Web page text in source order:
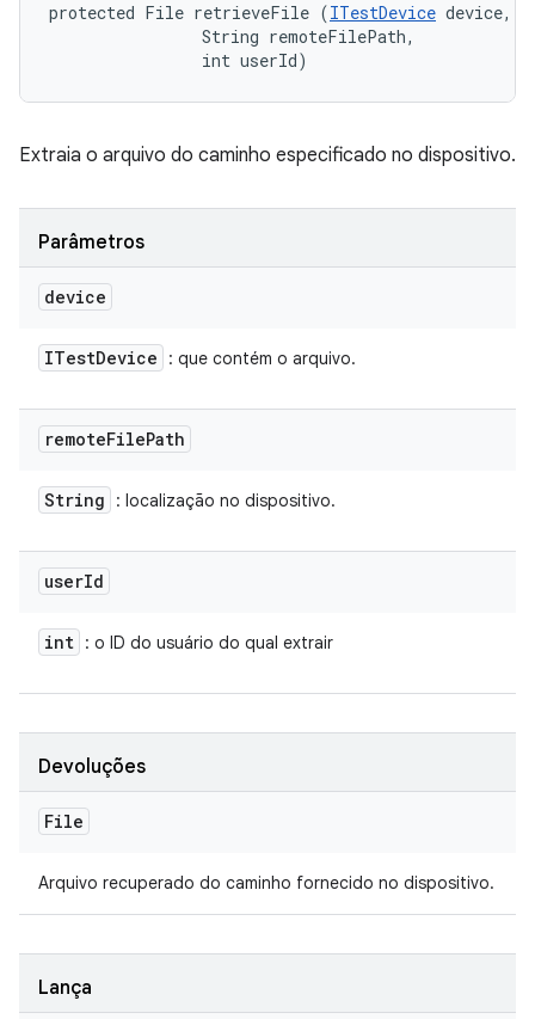
protected File retrieveFile (ITestDevice device,
                String remoteFilePath,
                int userId)
Extraia o arquivo do caminho especificado no dispositivo.
Parâmetros
device
ITestDevice : que contém o arquivo.
remoteFilePath
String : localização no dispositivo.
userId
int : o ID do usuário do qual extrair
Devoluções
File
Arquivo recuperado do caminho fornecido no dispositivo.
Lança